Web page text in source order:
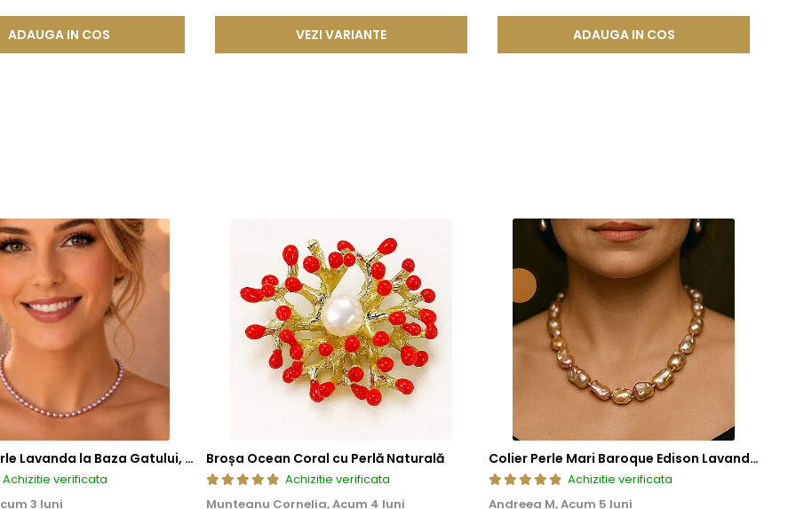
ADAUGA IN COS VEZI VARIANTE ADAUGA IN COS
Colier cu Perle Lavanda la Baza Gatului, de 4-5 mm, Perle Rare, Calitate AAA+, Aur 14K | KASKADDA®
Achizitie verificata
3 luni
Broșa Ocean Coral cu Perlă Naturală
Achizitie verificata
Munteanu Cornelia,Acum 4 luni
Colier Perle Mari Baroque Edison Lavandă, Calitatea AAA, Aur 14K | KASKADDA®
Achizitie verificata
Andreea M,Acum 5 luni